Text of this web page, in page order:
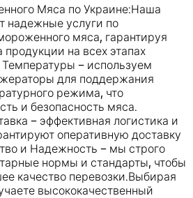
Мяса по Украине:Наша
надежные услуги по
мяса, гарантируя
продукции на всех этапах
Температуры – используем
для поддержания
режима, что
и безопасность мяса.
– эффективная логистика и
оперативную доставку
и Надежность – мы строго
нормы и стандарты, чтобы
качество перевозки.Выбирая
высококачественный